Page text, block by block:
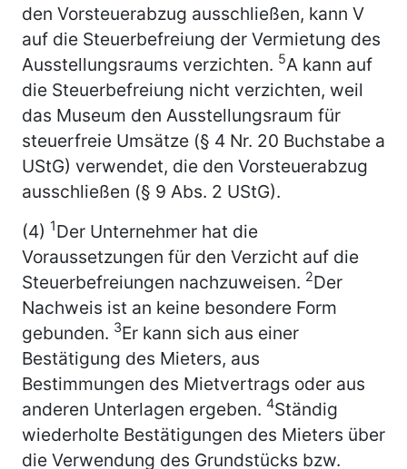
den Vorsteuerabzug ausschließen, kann V
auf die Steuerbefreiung der Vermietung des
Ausstellungsraums verzichten. 5A kann auf
die Steuerbefreiung nicht verzichten, weil
das Museum den Ausstellungsraum für
steuerfreie Umsätze (§ 4 Nr. 20 Buchstabe a
UStG) verwendet, die den Vorsteuerabzug
ausschließen (§ 9 Abs. 2 UStG).
(4) 1Der Unternehmer hat die
Voraussetzungen für den Verzicht auf die
Steuerbefreiungen nachzuweisen. 2Der
Nachweis ist an keine besondere Form
gebunden. 3Er kann sich aus einer
Bestätigung des Mieters, aus
Bestimmungen des Mietvertrags oder aus
anderen Unterlagen ergeben. 4Ständig
wiederholte Bestätigungen des Mieters über
die Verwendung des Grundstücks bzw.